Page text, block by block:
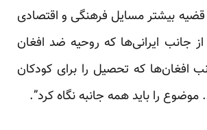
بیشتر مسایل فرهنگی و اقتصادی
جانب ایرانی‌ها که روحیه ضد افغان
افغان‌ها که تحصیل را برای کودکان
را باید همه جانبه نگاه کرد”.